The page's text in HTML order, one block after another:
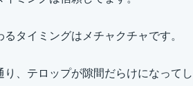
タイミングはメチャクチャです。
り、テロップが隙間だらけになってし